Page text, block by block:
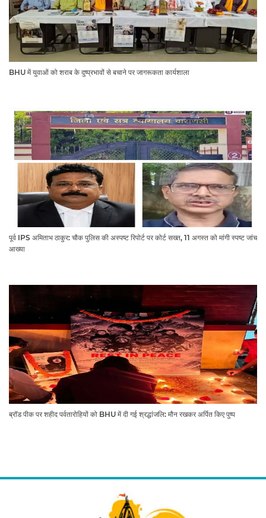
BHU में युवाओं को शराब के दुष्प्रभावों से बचाने पर जागरूकता कार्यशाला
पूर्व IPS अमिताभ ठाकुर: चौक पुलिस की अस्पष्ट रिपोर्ट पर कोर्ट सख्त, 11 अगस्त को मांगी स्पष्ट जांच
आख्या
ब्रॉड पीक पर शहीद पर्वतारोहियों को BHU में दी गई श्रद्धांजलि: मौन रखकर अर्पित किए पुष्प